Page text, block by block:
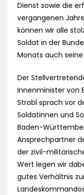
Dienst sowie die
vergangenen
können wir alle
Soldat in der
Monats auch
Der
Innenminister von
Strobl sprach vor
Soldatinnen und
Baden-
Ansprechpartner
der zivil-
Wert legen wir
gutes Verhältnis